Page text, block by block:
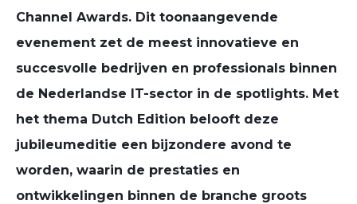
Channel Awards. Dit toonaangevende
evenement zet de meest innovatieve en
succesvolle bedrijven en professionals binnen
de Nederlandse IT-sector in de spotlights. Met
het thema Dutch Edition belooft deze
jubileumeditie een bijzondere avond te
worden, waarin de prestaties en
ontwikkelingen binnen de branche groots